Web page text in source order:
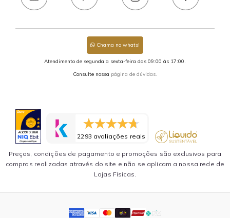
Chama no whats!
Atendimento de segunda a sexta-feira das 09:00 às 17:00.
Consulte nossa página de dúvidas.
2293 avaliações reais
Preços, condições de pagamento e promoções são exclusivos para
compras realizadas através do site e não se aplicam a nossa rede de
Lojas Físicas.